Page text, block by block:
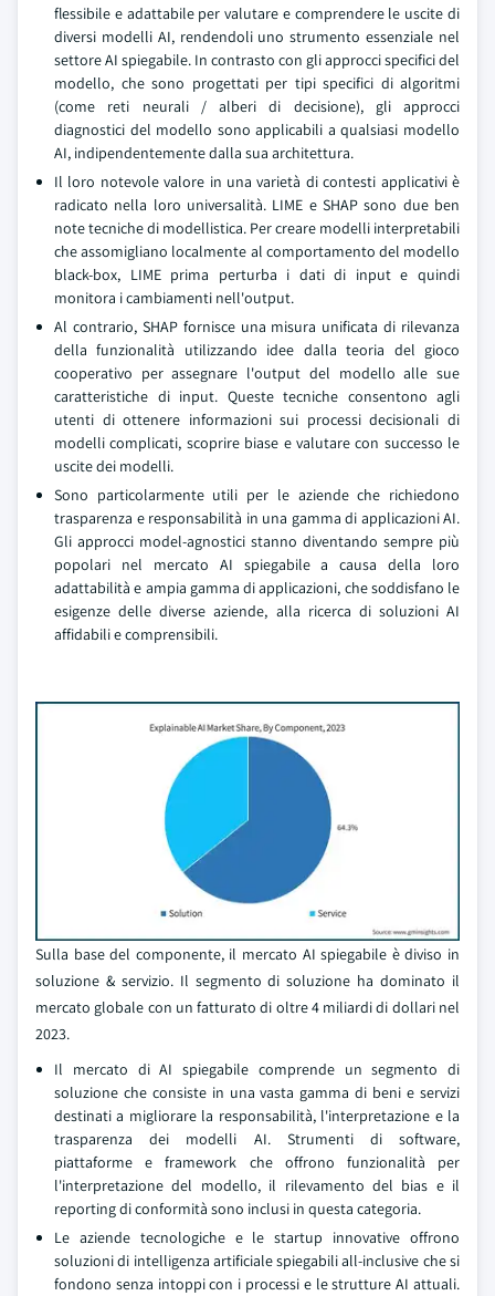
flessibile e adattabile per valutare e comprendere le uscite di
diversi modelli AI, rendendoli uno strumento essenziale nel
settore AI spiegabile. In contrasto con gli approcci specifici del
modello, che sono progettati per tipi specifici di algoritmi
(come reti neurali / alberi di decisione), gli approcci
diagnostici del modello sono applicabili a qualsiasi modello
AI, indipendentemente dalla sua architettura.
Il loro notevole valore in una varietà di contesti applicativi è
radicato nella loro universalità. LIME e SHAP sono due ben
note tecniche di modellistica. Per creare modelli interpretabili
che assomigliano localmente al comportamento del modello
black-box, LIME prima perturba i dati di input e quindi
monitora i cambiamenti nell'output.
Al contrario, SHAP fornisce una misura unificata di rilevanza
della funzionalità utilizzando idee dalla teoria del gioco
cooperativo per assegnare l'output del modello alle sue
caratteristiche di input. Queste tecniche consentono agli
utenti di ottenere informazioni sui processi decisionali di
modelli complicati, scoprire biase e valutare con successo le
uscite dei modelli.
Sono particolarmente utili per le aziende che richiedono
trasparenza e responsabilità in una gamma di applicazioni AI.
Gli approcci model-agnostici stanno diventando sempre più
popolari nel mercato AI spiegabile a causa della loro
adattabilità e ampia gamma di applicazioni, che soddisfano le
esigenze delle diverse aziende, alla ricerca di soluzioni AI
affidabili e comprensibili.
Sulla base del componente, il mercato AI spiegabile è diviso in
soluzione & servizio. Il segmento di soluzione ha dominato il
mercato globale con un fatturato di oltre 4 miliardi di dollari nel
2023.
Il mercato di AI spiegabile comprende un segmento di
soluzione che consiste in una vasta gamma di beni e servizi
destinati a migliorare la responsabilità, l'interpretazione e la
trasparenza dei modelli AI. Strumenti di software,
piattaforme e framework che offrono funzionalità per
l'interpretazione del modello, il rilevamento del bias e il
reporting di conformità sono inclusi in questa categoria.
Le aziende tecnologiche e le startup innovative offrono
soluzioni di intelligenza artificiale spiegabili all-inclusive che si
fondono senza intoppi con i processi e le strutture AI attuali.